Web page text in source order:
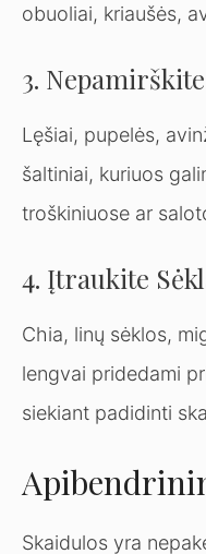
obuoliai, kriaušės,
3.
Lęšiai, pupelės,
šaltiniai, kuriuos
troškiniuose ar
4. Įtraukite
Chia, linų sėklos,
lengvai pridedami
siekiant padidinti
Skaidulos yra